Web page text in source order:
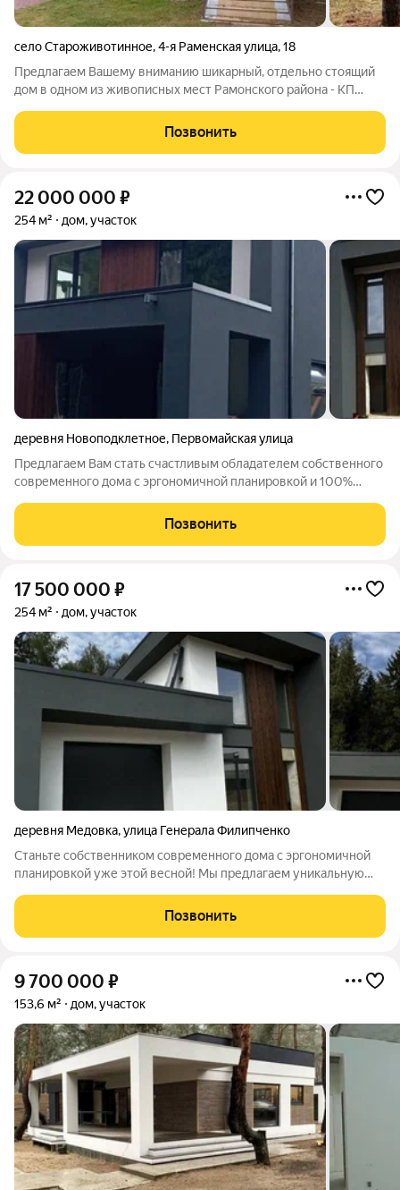
село Староживотинное,4-я Раменская улица,18
Предлагаем Вашему вниманию шикарный, отдельно стоящий
дом в одном из живописных мест Рамонского района - КП
панелей, обшит сайдингом. Год постройки: 2014. Крыша:
металлочерепица. Высокие потолки.
Позвонить
22 000 000 ₽
254 м² дом, участок
деревня Новоподклетное, Первомайская улица
Предлагаем Вам стать счастливым обладателем собственного
современного дома с эргономичной планировкой и 100%
оплате наличными средствами и с учетом цены данного
земельного участка! В этом доме
Позвонить
17 500 000 ₽
254 м² дом, участок
деревня Медовка,улица Генерала Филипченко
Станьте собственником современного дома с эргономичной
планировкой уже этой весной! Мы предлагаем уникальную
позволяет стать счастливым обладателем дома из
инновационных материалов всего за 3
Позвонить
9 700 000 ₽
153,6 м² дом, участок